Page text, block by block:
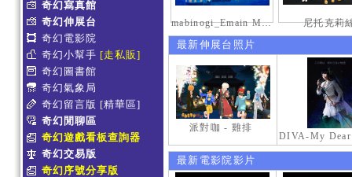
奇幻寫真館
奇幻伸展台
奇幻電影院
奇幻小幫手 [走私販]
奇幻圖書館
奇幻氣象局
奇幻留言版 [精華區]
奇幻閒聊區
奇幻遊戲看板查詢器
奇幻交易版
奇幻序號分享版
mabinogi_Emain Macha_2000-0600_1 尼托克莉
最新伸展台照片
派對咖 - 雞排
最新電影院影片